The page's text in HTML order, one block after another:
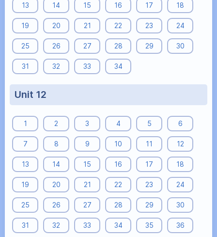
13 14 15 16 17 18
19 20 21 22 23 24
25 26 27 28 29 30
31 32 33 34
Unit 12
1 2 3 4 5 6
7 8 9 10 11 12
13 14 15 16 17 18
19 20 21 22 23 24
25 26 27 28 29 30
31 32 33 34 35 36